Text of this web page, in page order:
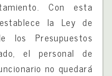
Con esta
la Ley de
los Presupuestos
el personal de
no quedará